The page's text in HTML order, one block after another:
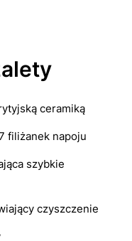
ceramiką
filiżanek napoju
szybkie
czyszczenie